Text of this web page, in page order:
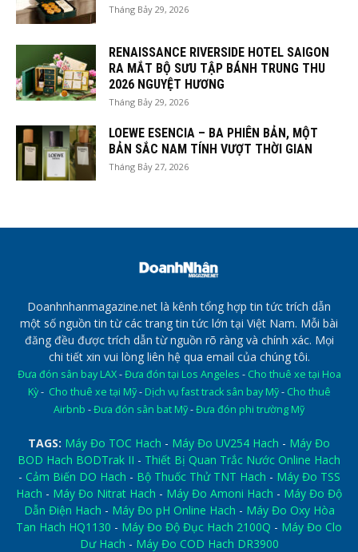
Tháng Bảy 29, 2026
RENAISSANCE RIVERSIDE HOTEL SAIGON
RA MẮT BỘ SƯU TẬP BÁNH TRUNG THU
2026 NGUYỆT HƯƠNG
Tháng Bảy 29, 2026
LOEWE ESENCIA – BA PHIÊN BẢN, MỘT
BẢN SẮC NAM TÍNH VƯỢT THỜI GIAN
Tháng Bảy 27, 2026
Doanhnhanmagazine.net là kênh tổng hợp tin tức trích dẫn
một số nguồn tin từ các trang tin tức lớn tại Việt Nam. Mỗi bài
đăng đều được trích dẫn từ nguồn rõ ràng và chính xác. Mọi
chi tiết xin vui lòng liên hệ qua email của chúng tôi.
Đưa đón sân bay LAX-Đưa đón tại Los Angeles - Cho thuê xe tại Hoa
Kỳ- Cho thuê xe tại Mỹ- Dịch vụ fast track sân bay Mỹ- Cho thuê
Airbnb -Đưa đón sân bat Mỹ-Đưa đón phi trường Mỹ
TAGS: Máy Đo TOC Hach - Máy Đo UV254 Hach - Máy Đo
BOD Hach BODTrak II - Thiết Bị Quan Trắc Nước Online Hach
- Cảm Biến DO Hach - Bộ Thuốc Thử TNT Hach - Máy Đo TSS
Hach - Máy Đo Nitrat Hach - Máy Đo Amoni Hach - Máy Đo Độ
Dẫn Điện Hach - Máy Đo pH Online Hach - Máy Đo Oxy Hòa
Tan Hach HQ1130 - Máy Đo Độ Đục Hach 2100Q - Máy Đo Clo
Dư Hach - Máy Đo COD Hach DR3900